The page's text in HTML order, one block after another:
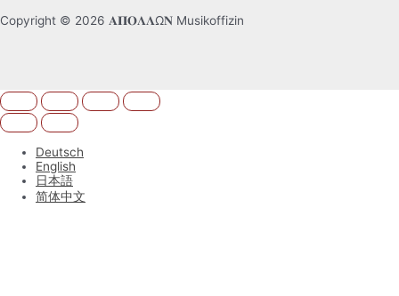
Copyright © 2026 𝚨𝚷𝚶𝚲𝚲Ω𝚴 Musikoffizin
Deutsch
English
日本語
简体中文